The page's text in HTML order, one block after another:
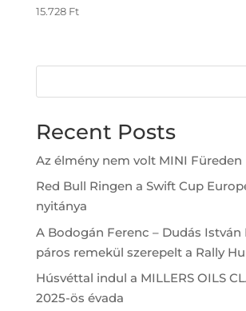
15.728 Ft
Recent Posts
Az élmény nem volt MINI Füreden
Red Bull Ringen a Swift Cup
nyitánya
A Bodogán Ferenc – Dudás István
páros remekül szerepelt a Rally
Húsvéttal indul a MILLERS OILS
2025-ös évada